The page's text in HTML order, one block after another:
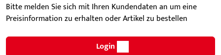
Bitte melden Sie sich mit Ihren Kundendaten an um eine
Preisinformation zu erhalten oder Artikel zu bestellen
Login